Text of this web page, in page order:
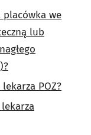
placówka we
lub
POZ?